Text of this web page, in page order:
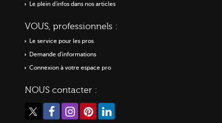
Le plein d'infos dans nos articles
VOUS, professionnels :
Le service pour les pros
Demande d'informations
Connexion à votre espace pro
NOUS contacter :